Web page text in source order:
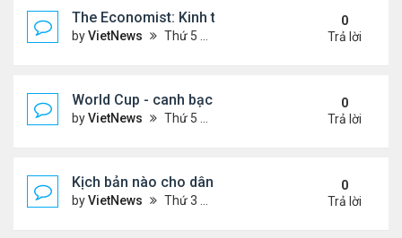
The Economist: Kinh tế thế giới suy thoái vẫn
byVietNews Thứ 5 Tháng 11 17, 2022 5:51 pm
0
Trả lời
World Cup - canh bạc 300 tỷ USD thay đổi hình
byVietNews Thứ 5 Tháng 11 17, 2022 4:48 pm
0
Trả lời
Kịch bản nào cho dân số thế giới sau mốc 8 tỷ
byVietNews Thứ 3 Tháng 11 15, 2022 5:02 pm
0
Trả lời